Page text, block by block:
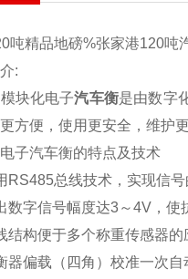
吨精品地磅%张家港120吨
:
块化电子汽车衡是由数字
方便，使用更安全，维护
子汽车衡的特点及技术
RS485总线技术，实现信
数字信号幅度达3～4V，
结构便于多个称重传感器
器偏载（四角）校准一次自